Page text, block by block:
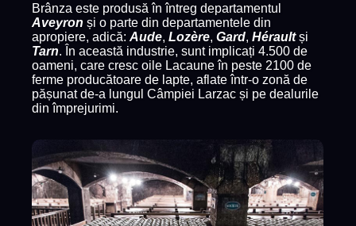
Brânza este produsă în întreg departamentul
Aveyron și o parte din departamentele din
apropiere, adică: Aude, Lozère, Gard, Héraultși
Tarn. În această industrie, sunt implicați 4.500 de
oameni, care cresc oile Lacaune în peste 2100 de
ferme producătoare de lapte, aflate într-o zonă de
pășunat de-a lungul Câmpiei Larzac și pe dealurile
din împrejurimi.